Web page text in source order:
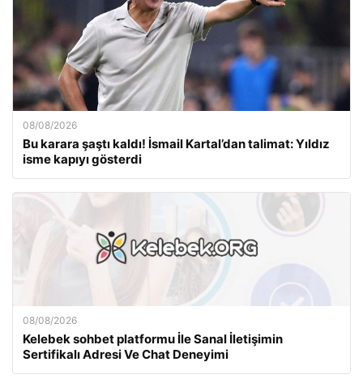
08/08/2026
Bu karara şaştı kaldı! İsmail Kartal’dan talimat: Yıldız
isme kapıyı gösterdi
08/08/2026
Kelebek sohbet platformu İle Sanal İletişimin
Sertifikalı Adresi Ve Chat Deneyimi